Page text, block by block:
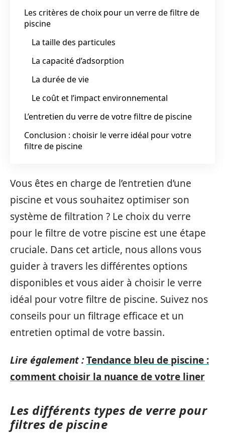
Les critères de choix pour un verre de filtre de
piscine
La taille des particules
La capacité d’adsorption
La durée de vie
Le coût et l’impact environnemental
L’entretien du verre de votre filtre de piscine
Conclusion : choisir le verre idéal pour votre
filtre de piscine
Vous êtes en charge de l’entretien d’une
piscine et vous souhaitez optimiser son
système de filtration ? Le choix du verre
pour le filtre de votre piscine est une étape
cruciale. Dans cet article, nous allons vous
guider à travers les différentes options
disponibles et vous aider à choisir le verre
idéal pour votre filtre de piscine. Suivez nos
conseils pour un filtrage efficace et un
entretien optimal de votre bassin.
Lire également :Tendance bleu de piscine :
comment choisir la nuance de votre liner
Les différents types de verre pour
filtres de piscine